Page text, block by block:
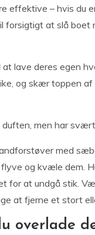
effektive – hvis du
forsigtigt at slå boet
lave deres egen
og skær toppen
men har
med
og kvæle dem.
for at undgå stik.
at fjerne et stort
overlade